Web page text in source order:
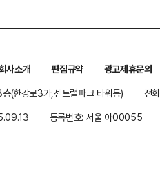
사소개 편집규약
광고제휴문의
(한강로3가,센트럴파크 타워동)
전
등록번호: 서울 아00055